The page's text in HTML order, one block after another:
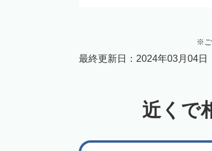
最終更新日： 2024年03月04日
近くで